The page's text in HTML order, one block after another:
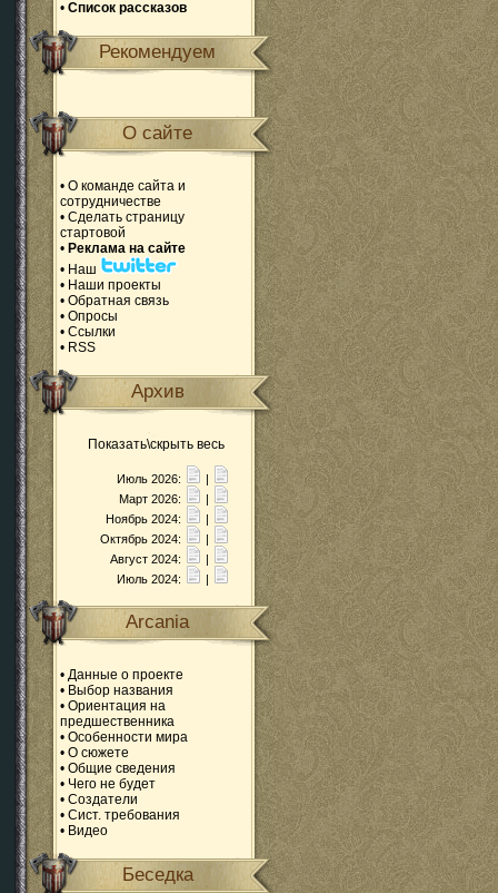
• Список рассказов
Рекомендуем
О сайте
• О команде сайта и
сотрудничестве
• Сделать страницу
стартовой
• Реклама на сайте
• Наш
• Наши проекты
• Обратная связь
• Опросы
• Ссылки
• RSS
Архив
Показать\скрыть весь
Июль 2026:
|
Март 2026:
|
Ноябрь 2024:
|
Октябрь 2024:
|
Август 2024:
|
Июль 2024:
|
Arcania
• Данные о проекте
• Выбор названия
• Ориентация на
предшественника
• Особенности мира
• О сюжете
• Общие сведения
• Чего не будет
• Создатели
• Сист. требования
• Видео
Беседка